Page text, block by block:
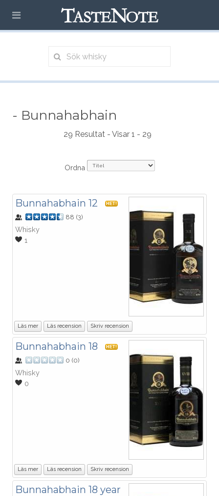
- Bunnahabhain
29 Resultat - Visar 1 - 29
Ordna
Bunnahabhain 12 HET!
88 (3)
Whisky
1
Läs mer Läs recension Skriv recension
Bunnahabhain 18 HET!
0 (0)
Whisky
0
Läs mer Läs recension Skriv recension
Bunnahabhain 18 year